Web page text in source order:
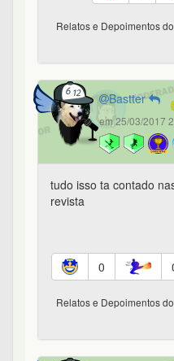
Relatos e Depoimentos
Bastter
em 25/03/2017
tudo isso ta contado
revista
0
Relatos e Depoimentos